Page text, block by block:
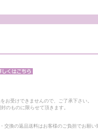
お受けできませんので、ご了承下さい。
のものに限らせて頂きます。
交換の返品送料はお客様のご負担でお願い